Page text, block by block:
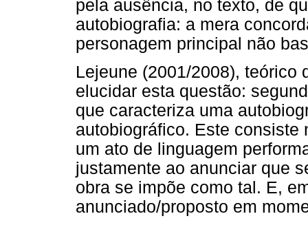
pela ausência, no texto, de
autobiografia: a mera
personagem principal não
Lejeune (2001/2008), teórico
elucidar esta questão:
que caracteriza uma
autobiográfico. Este consiste
um ato de linguagem
justamente ao anunciar que
obra se impõe como tal. E,
anunciado/proposto em